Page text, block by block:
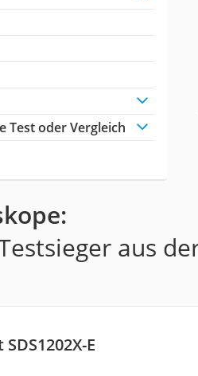
Test oder Vergleich
aus
E